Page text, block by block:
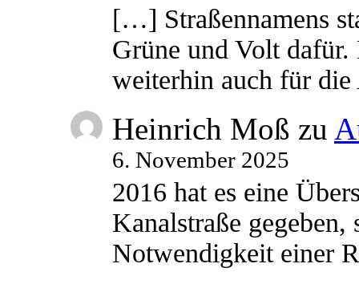
[…] Straßennamens
Grüne und Volt
weiterhin auch für
Heinrich Moß zu
6. November 2025
2016 hat es eine
Kanalstraße
Notwendigkeit einer